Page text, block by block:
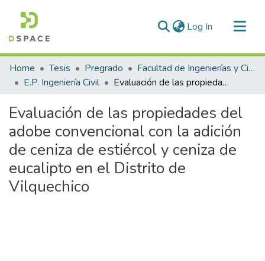
Log In (current)
Communities & Collections
All of DSpace
Home Tesis Pregrado
Facultad de Ingenierías y Ciencias Puras
E.P. Ingeniería Civil
Evaluación de las propiedades del adobe convencional con la adición de ceniza de estiércol y ceniza de eucalipto en el Distrito de Vilquechico
Evaluación de las propiedades del
adobe convencional con la adición
de ceniza de estiércol y ceniza de
eucalipto en el Distrito de
Vilquechico